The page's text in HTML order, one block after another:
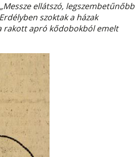
„Messze ellátszó, legszembetűnőbb
szoktak a házak
rakott apró kődobokból emelt